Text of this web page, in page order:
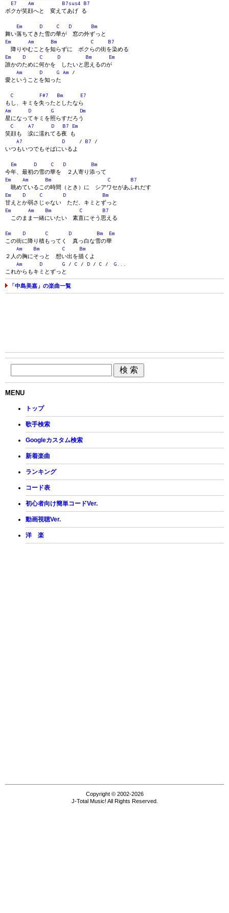
E7
Am B7sus4
B7
ボクが笑顔へと 変えてあげ る
Em D C D
Bm
舞い落ちてきた雪の華が 窓の外ずっと
Em
Am Bm C
B7
降りやむことを知らずに ボクらの街を染める
Em
D C D Bm
Em
誰かのために何かを したいと思えるのが
Am
D G Am /
愛ということを知った
C F#7 Bm
E7
もし、キミを失ったとしたなら
Am
D G
Dm
星になってキミを照らすだろう
C
A7 D B7
Em
笑顔も 涙に濡れてる夜 も
A7
D / B7 /
いつもいつでもそばにいるよ
Em D C D
Bm
今年、最初の雪の華を ２人寄り添って
Em
Am Bm C
B7
眺めているこの時間（とき）に シアワセがあふれだす
Em
D C D
Bm
甘えとか弱さじゃない ただ、キミとずっと
Em
Am Bm C
B7
このまま一緒にいたい 素直にそう思える
Em D C D Bm
Em
この街に降り積もってく 真っ白な雪の華
Am
Bm C
Bm
２人の胸にそっと 想い出を描くよ
Am
D G / C / D / C / G ...
これからもキミとずっと
「中島美嘉」の楽曲一覧
MENU
トップ
歌手検索
Googleカスタム検索
新着楽曲
ランキング
コード表
初心者向け簡単コードVer.
動画視聴Ver.
洋 楽
Copyright © 2002-2026
J-Total Music! All Rights Reserved.